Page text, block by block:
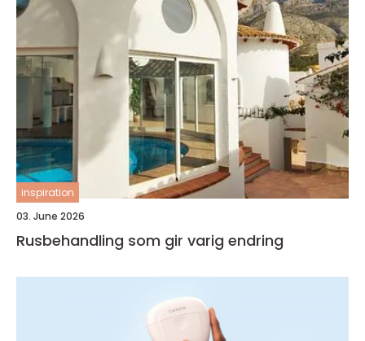
inspiration
03. June 2026
Rusbehandling som gir varig endring